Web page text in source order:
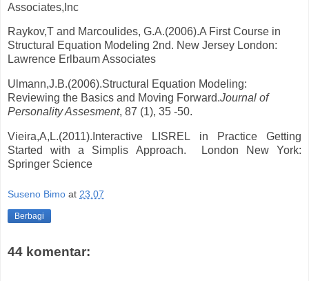
Associates,Inc
Raykov,T and Marcoulides, G.A.(2006).A First Course in
Structural Equation Modeling 2nd. New Jersey London:
Lawrence Erlbaum Associates
Ulmann,J.B.(2006).Structural Equation Modeling:
Reviewing the Basics and Moving Forward.Journal of
Personality Assesment, 87 (1), 35 -50.
Vieira,A,L.(2011).Interactive LISREL in Practice Getting
Started with a Simplis Approach. London New York:
Springer Science
Suseno Bimo at 23.07
Berbagi
44 komentar: